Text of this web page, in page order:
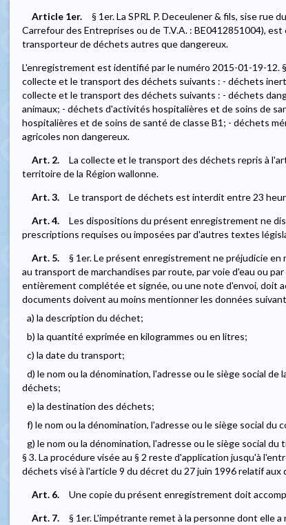
Article 1er.
§ 1er. La SPRL P. Deceulener & fils, sise rue
Carrefour des Entreprises ou de T.V.A. : BE0412851004),
transporteur de déchets autres que dangereux.
L'enregistrement est identifié par le numéro 2015-01-19-12.
collecte et le transport des déchets suivants : - déchets
collecte et le transport des déchets suivants : - déchets
animaux; - déchets d'activités hospitalières et de soins de
hospitalières et de soins de santé de classe B1; - déchets
agricoles non dangereux.
Art. 2.
La collecte et le transport des déchets repris à
territoire de la Région wallonne.
Art. 3.
Le transport de déchets est interdit entre 23
Art. 4.
Les dispositions du présent enregistrement ne
prescriptions requises ou imposées par d'autres textes
Art. 5.
§ 1er. Le présent enregistrement ne préjudicie
au transport de marchandises par route, par voie d'eau ou
entièrement complétée et signée, ou une note d'envoi, doit
documents doivent au moins mentionner les données
a) la description du déchet;
b) la quantité exprimée en kilogrammes ou en litres;
c) la date du transport;
d) le nom ou la dénomination, l'adresse ou le siège social de
déchets;
e) la destination des déchets;
f) le nom ou la dénomination, l'adresse ou le siège social du
g) le nom ou la dénomination, l'adresse ou le siège social du
§ 3. La procédure visée au § 2 reste d'application jusqu'à
déchets visé à l'article 9 du décret du 27 juin 1996 relatif aux
Art. 6.
Une copie du présent enregistrement doit
Art. 7.
§ 1er. L'impétrante remet à la personne dont elle